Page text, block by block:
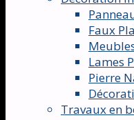
Faux
Lames
Pierre
Travaux en